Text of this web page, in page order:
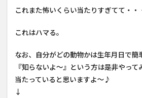
これまた怖いくらい当たりすぎてて・・
これはハマる。
なお、自分がどの動物かは生年月日で簡
『知らないよ～』という方は是非やって
当たっていると思いますよ～♪
↓